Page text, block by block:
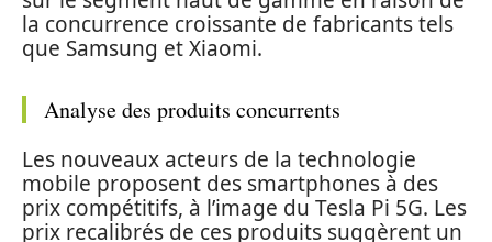
la concurrence croissante de fabricants tels
que Samsung et Xiaomi.
Analyse des produits concurrents
Les nouveaux acteurs de la technologie
mobile proposent des smartphones à des
prix compétitifs, à l’image du Tesla Pi 5G. Les
prix recalibrés de ces produits suggèrent un